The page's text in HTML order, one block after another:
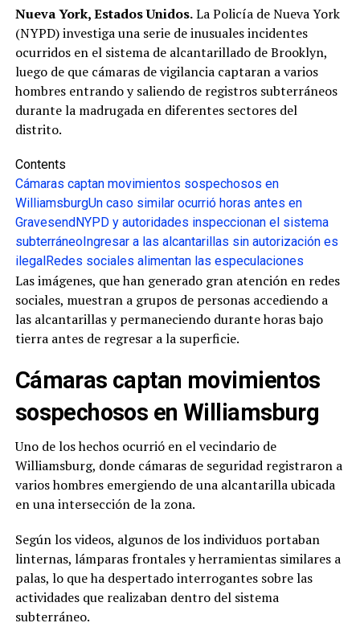
Nueva York, Estados Unidos.La Policía de Nueva York
(NYPD) investiga una serie de inusuales incidentes
ocurridos en el sistema de alcantarillado de Brooklyn,
luego de que cámaras de vigilancia captaran a varios
hombres entrando y saliendo de registros subterráneos
durante la madrugada en diferentes sectores del
distrito.
Contents
Cámaras captan movimientos sospechosos en
WilliamsburgUn caso similar ocurrió horas antes en
Gravesend NYPD y autoridades inspeccionan el sistema
subterráneoIngresar a las alcantarillas sin autorización es
ilegal Redes sociales alimentan las especulaciones
Las imágenes, que han generado gran atención en redes
sociales, muestran a grupos de personas accediendo a
las alcantarillas y permaneciendo durante horas bajo
tierra antes de regresar a la superficie.
Cámaras captan movimientos
sospechosos en Williamsburg
Uno de los hechos ocurrió en el vecindario de
Williamsburg, donde cámaras de seguridad registraron a
varios hombres emergiendo de una alcantarilla ubicada
en una intersección de la zona.
Según los videos, algunos de los individuos portaban
linternas, lámparas frontales y herramientas similares a
palas, lo que ha despertado interrogantes sobre las
actividades que realizaban dentro del sistema
subterráneo.